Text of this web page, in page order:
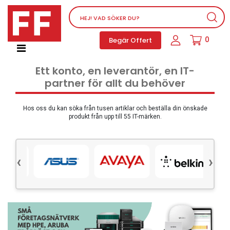
Begär Offert 0
Nätverksutrustning
Service, supportprogram och licenser
Mjukvara
Dator PC-utrustning
Tillbehör
Olika produkter
Kontorsmaterial
Ett konto, en leverantör, en IT-
partner för allt du behöver
Hos oss du kan söka från tusen artiklar och beställa din önskade
produkt från upp till 55 IT-märken.
‹ ›